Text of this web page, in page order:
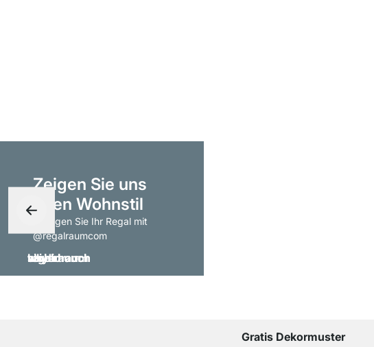
Zeigen Sie uns
Ihren Wohnstil
- taggen Sie Ihr Regal mit
@regalraumcom
Gratis Dekormuster